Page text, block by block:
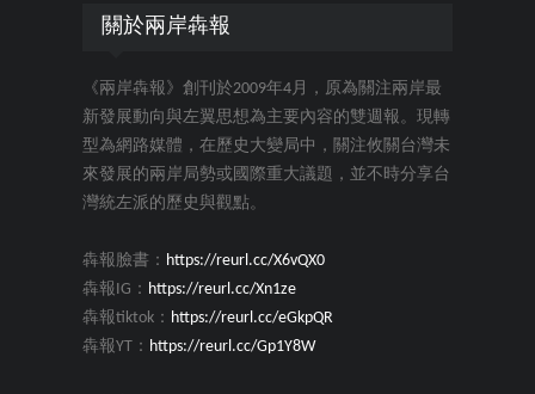
關於兩岸犇報
《兩岸犇報》創刊於2009年4月，原為關注兩岸最
新發展動向與左翼思想為主要內容的雙週報。現轉
型為網路媒體，在歷史大變局中，關注攸關台灣未
來發展的兩岸局勢或國際重大議題，並不時分享台
灣統左派的歷史與觀點。
犇報臉書： https://reurl.cc/X6vQX0
犇報IG： https://reurl.cc/Xn1ze
犇報tiktok： https://reurl.cc/eGkpQR
犇報YT： https://reurl.cc/Gp1Y8W